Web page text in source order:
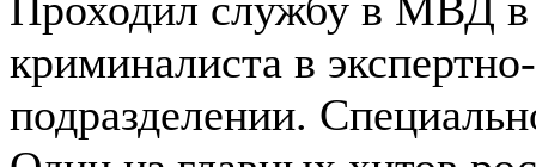
криминалиста в
подразделении.